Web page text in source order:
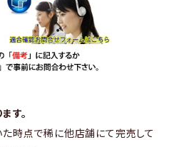
す。
た時点で稀に他店舗にて完売して